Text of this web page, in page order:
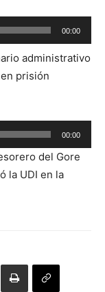
00:00
administrativo
prisión
00:00
del Gore
la UDI en la